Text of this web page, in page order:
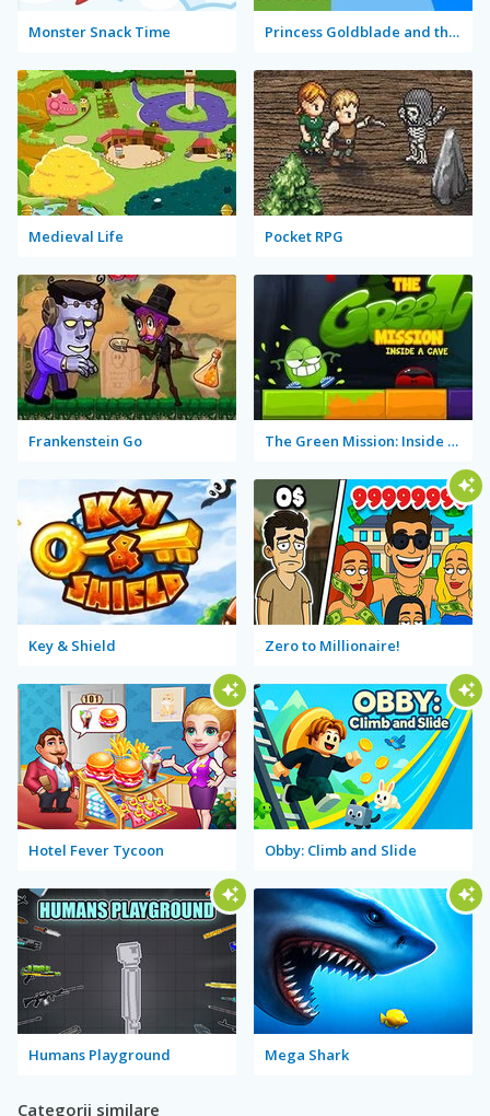
Monster Snack Time Princess Goldblade and the Dangerous Water
Medieval Life Pocket RPG
Frankenstein Go The Green Mission: Inside a Cave
Key & Shield Zero to Millionaire!
Hotel Fever Tycoon Obby: Climb and Slide
Humans Playground Mega Shark
Categorii similare